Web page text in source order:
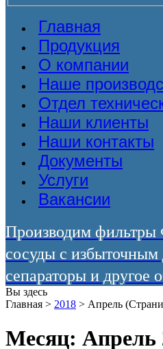
Главная
Продукция
О компании
Наше
Отдел
Наши клиенты
Наши контакты
Документы
Услуги
Вакансии
Производим
сосуды с избыточным
сепараторы и другое
Вы здесь
Главная > 2018 > Апрель
Месяц: Апрель